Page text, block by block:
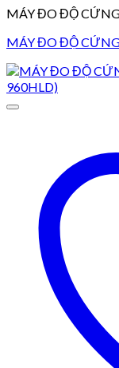
MÁY ĐO ĐỘ
MÁY ĐO ĐỘ